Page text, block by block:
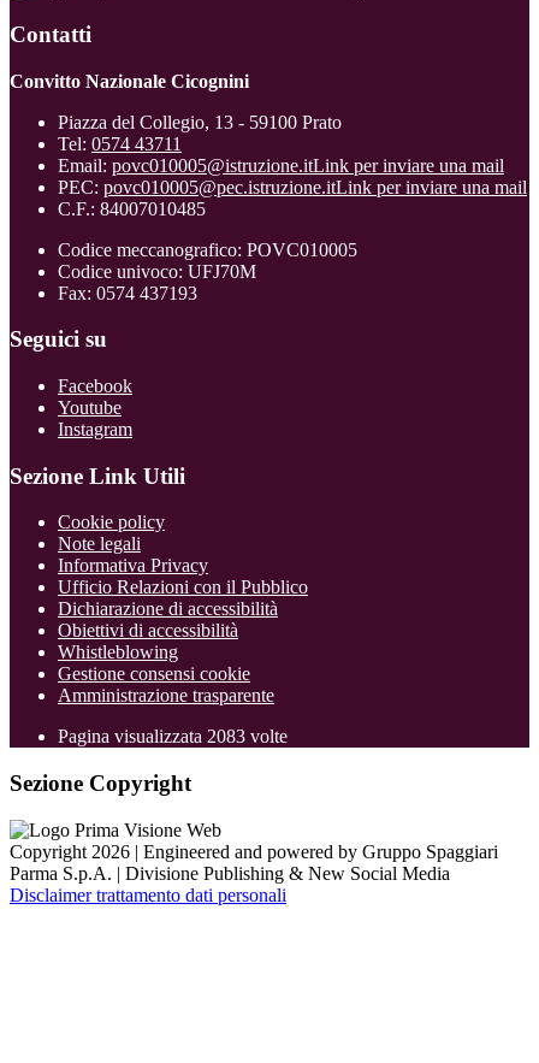
Contatti
Convitto Nazionale Cicognini
Piazza del Collegio, 13 - 59100 Prato
Tel: 0574 43711
Email: povc010005@istruzione.itLink per inviare una mail
PEC: povc010005@pec.istruzione.itLink per inviare una mail
C.F.: 84007010485
Codice meccanografico: POVC010005
Codice univoco: UFJ70M
Fax: 0574 437193
Seguici su
Facebook
Youtube
Instagram
Sezione Link Utili
Cookie policy
Note legali
Informativa Privacy
Ufficio Relazioni con il Pubblico
Dichiarazione di accessibilità
Obiettivi di accessibilità
Whistleblowing
Gestione consensi cookie
Amministrazione trasparente
Pagina visualizzata 2083 volte
Sezione Copyright
Copyright 2026 | Engineered and powered by Gruppo Spaggiari
Parma S.p.A. | Divisione Publishing & New Social Media
Disclaimer trattamento dati personali